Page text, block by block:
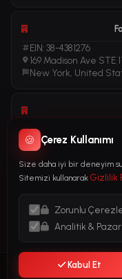
EIN: 38-4381276
169 Madison Ave STE
New York, United
Vergi No: 611281456
Adalet Mah. Manas
İzmir, Türkiye
Kara Para
🍪 Çerez Kullanımı
Size daha iyi bir deneyim
Sitemizi kullanarak Gizlilik
Zorunlu
Analitik &
Kabul Et